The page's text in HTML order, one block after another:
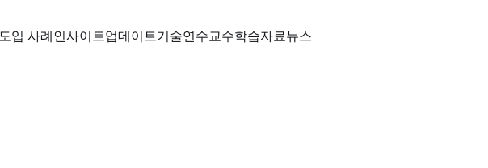
도입 사례 인사이트업데이트기술연수교수학습자료뉴스